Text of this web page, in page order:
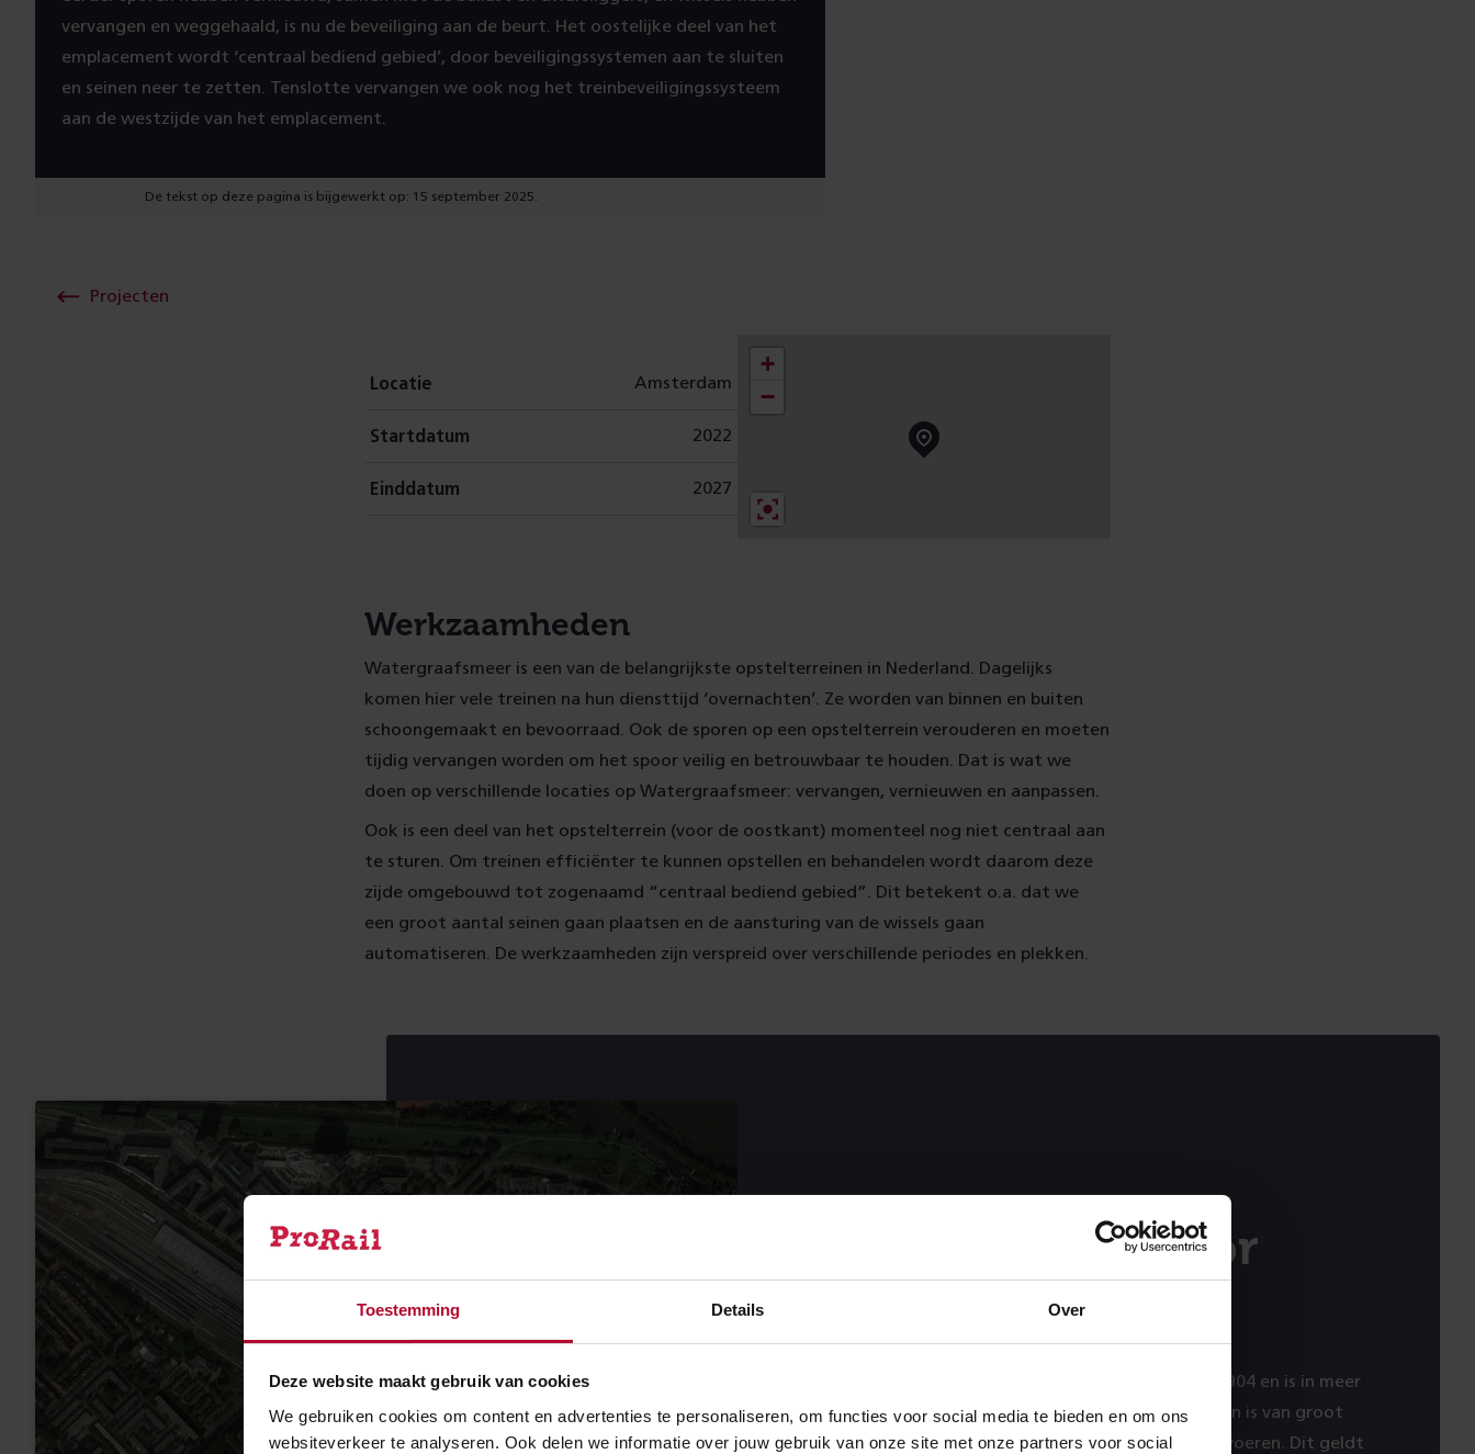
Toestemming Details Over
Deze website maakt gebruik van cookies
We gebruiken cookies om content en advertenties te personaliseren, om functies voor social media te bieden en om ons
websiteverkeer te analyseren. Ook delen we informatie over jouw gebruik van onze site met onze partners voor social
vervangen en weggehaald, is nu de beveiliging aan de beurt. Het oostelijke deel van het
emplacement wordt ‘centraal bediend gebied’, door beveiligingssystemen aan te sluiten
en seinen neer te zetten. Tenslotte vervangen we ook nog het treinbeveiligingssysteem
aan de westzijde van het emplacement.
De tekst op deze pagina is bijgewerkt op: 15 september 2025.
Projecten
Locatie Amsterdam
Startdatum 2022
Einddatum 2027
+
−
Werkzaamheden
Watergraafsmeer is een van de belangrijkste opstelterreinen in Nederland. Dagelijks
komen hier vele treinen na hun diensttijd ‘overnachten’. Ze worden van binnen en buiten
schoongemaakt en bevoorraad. Ook de sporen op een opstelterrein verouderen en moeten
tijdig vervangen worden om het spoor veilig en betrouwbaar te houden. Dat is wat we
doen op verschillende locaties op Watergraafsmeer: vervangen, vernieuwen en aanpassen.
Ook is een deel van het opstelterrein (voor de oostkant) momenteel nog niet centraal aan
te sturen. Om treinen efficiënter te kunnen opstellen en behandelen wordt daarom deze
zijde omgebouwd tot zogenaamd “centraal bediend gebied”. Dit betekent o.a. dat we
een groot aantal seinen gaan plaatsen en de aansturing van de wissels gaan
automatiseren. De werkzaamheden zijn verspreid over verschillende periodes en plekken.
Parkeerplaats voor
Het opstelterrein Watergraafsmeer bestaat sinds 1904 en is in meer
dan honderd jaar enorm uitgebreid. Het opstelterrein is van groot
belang om de gewenste dienstregeling goed uit te voeren. Dit geldt